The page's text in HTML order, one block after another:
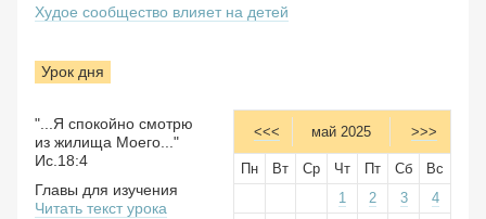
Худое сообщество влияет на детей
Урок дня
<<< май 2025 >>>
Пн Вт Ср Чт Пт Сб
Вс
1
2 3
4
"...Я спокойно смотрю
из жилища Моего..."
Ис.18:4
Главы для изучения
Читать текст урока